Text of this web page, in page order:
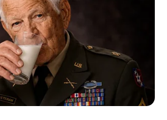
dipublikasikan. Ruas yang wajib ditandai